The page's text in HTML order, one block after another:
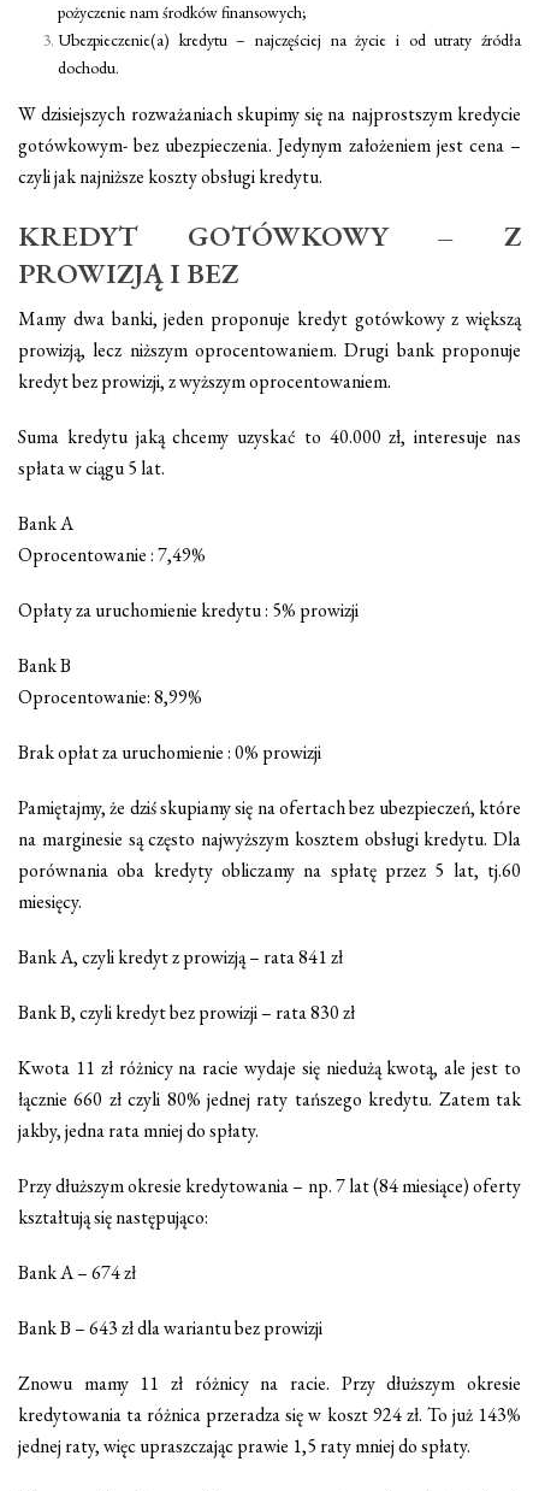
pożyczenie nam środków finansowych;
Ubezpieczenie(a) kredytu – najczęściej na życie i od utraty źródła
dochodu.
W dzisiejszych rozważaniach skupimy się na najprostszym kredycie
gotówkowym- bez ubezpieczenia. Jedynym założeniem jest cena –
czyli jak najniższe koszty obsługi kredytu.
KREDYT GOTÓWKOWY – Z
PROWIZJĄ I BEZ
Mamy dwa banki, jeden proponuje kredyt gotówkowyz większą
prowizją, lecz niższym oprocentowaniem. Drugi bank proponuje
kredyt bez prowizji, z wyższym oprocentowaniem.
Suma kredytu jaką chcemy uzyskać to 40.000 zł, interesuje nas
spłata w ciągu 5 lat.
Bank A
Oprocentowanie : 7,49%
Opłaty za uruchomienie kredytu : 5% prowizji
Bank B
Oprocentowanie: 8,99%
Brak opłat za uruchomienie : 0% prowizji
Pamiętajmy, że dziś skupiamy się na ofertach bez ubezpieczeń, które
na marginesie są często najwyższym kosztem obsługi kredytu. Dla
porównania oba kredyty obliczamy na spłatę przez 5 lat, tj.60
miesięcy.
Bank A, czyli kredyt z prowizją – rata 841 zł
Bank B, czyli kredyt bez prowizji – rata 830 zł
Kwota 11 zł różnicy na racie wydaje się niedużą kwotą, ale jest to
łącznie 660 zł czyli 80% jednej raty tańszego kredytu. Zatem tak
jakby, jedna rata mniej do spłaty.
Przy dłuższym okresie kredytowania – np. 7 lat (84 miesiące) oferty
kształtują się następująco:
Bank A – 674 zł
Bank B – 643 zł dla wariantu bez prowizji
Znowu mamy 11 zł różnicy na racie. Przy dłuższym okresie
kredytowania ta różnica przeradza się w koszt 924 zł. To już 143%
jednej raty, więc upraszczając prawie 1,5 raty mniej do spłaty.